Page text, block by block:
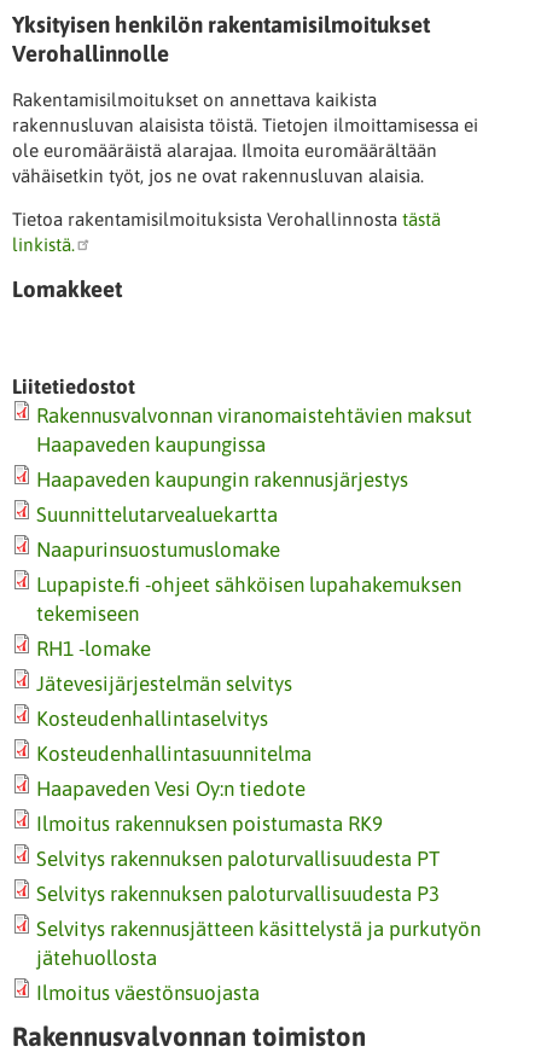
Yksityisen henkilön rakentamisilmoitukset
Verohallinnolle
Rakentamisilmoitukset on annettava kaikista
rakennusluvan alaisista töistä. Tietojen ilmoittamisessa ei
ole euromääräistä alarajaa. Ilmoita euromäärältään
vähäisetkin työt, jos ne ovat rakennusluvan alaisia.
Tietoa rakentamisilmoituksista Verohallinnosta tästä
linkistä.
Lomakkeet
Liitetiedostot
Rakennusvalvonnan viranomaistehtävien maksut
Haapaveden kaupungissa
Haapaveden kaupungin rakennusjärjestys
Suunnittelutarvealuekartta
Naapurinsuostumuslomake
Lupapiste.fi -ohjeet sähköisen lupahakemuksen
tekemiseen
RH1 -lomake
Jätevesijärjestelmän selvitys
Kosteudenhallintaselvitys
Kosteudenhallintasuunnitelma
Haapaveden Vesi Oy:n tiedote
Ilmoitus rakennuksen poistumasta RK9
Selvitys rakennuksen paloturvallisuudesta PT
Selvitys rakennuksen paloturvallisuudesta P3
Selvitys rakennusjätteen käsittelystä ja purkutyön
jätehuollosta
Ilmoitus väestönsuojasta
Rakennusvalvonnan toimiston